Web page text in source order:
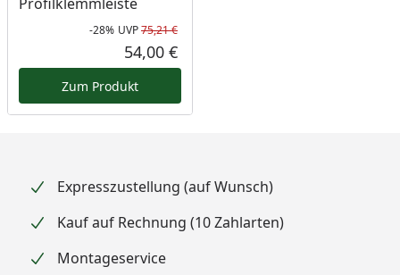
Rabatt in Prozent
-28%
Ursprünglicher Preis
UVP75,21 €
Aktueller Preis
54,00 €
Zum Produkt
Expresszustellung (auf Wunsch)
Kauf auf Rechnung (10 Zahlarten)
Montageservice